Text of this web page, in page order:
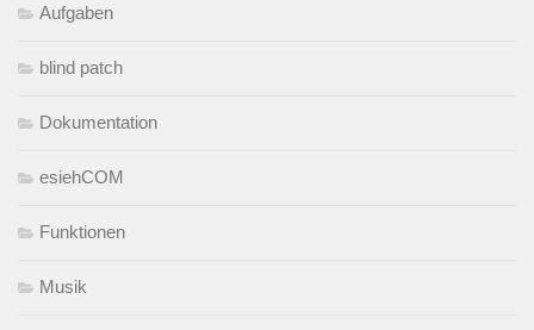
Aufgaben
blind patch
Dokumentation
esiehCOM
Funktionen
Musik